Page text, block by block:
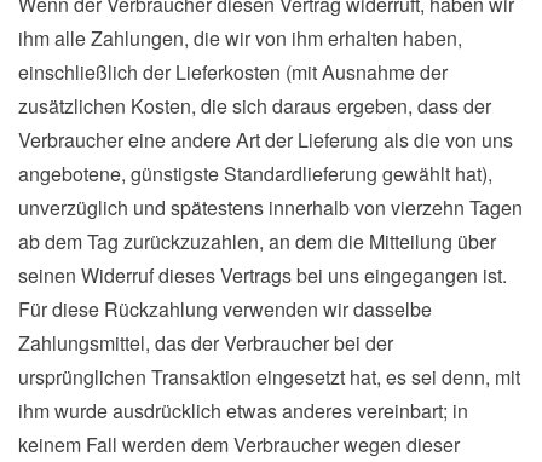
ihm alle Zahlungen, die wir von ihm erhalten haben,
einschließlich der Lieferkosten (mit Ausnahme der
zusätzlichen Kosten, die sich daraus ergeben, dass der
Verbraucher eine andere Art der Lieferung als die von uns
angebotene, günstigste Standardlieferung gewählt hat),
unverzüglich und spätestens innerhalb von vierzehn Tagen
ab dem Tag zurückzuzahlen, an dem die Mitteilung über
seinen Widerruf dieses Vertrags bei uns eingegangen ist.
Für diese Rückzahlung verwenden wir dasselbe
Zahlungsmittel, das der Verbraucher bei der
ursprünglichen Transaktion eingesetzt hat, es sei denn, mit
ihm wurde ausdrücklich etwas anderes vereinbart; in
keinem Fall werden dem Verbraucher wegen dieser